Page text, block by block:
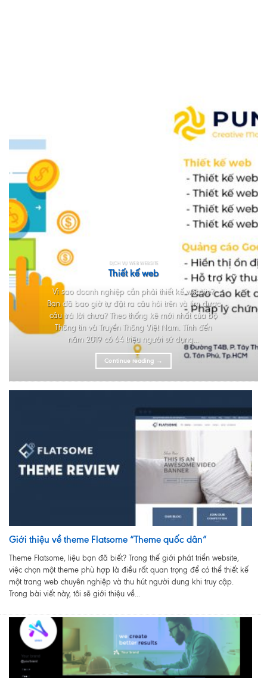
DỊCH VỤ WEB WEBSITE
Thiết kế web
Vì sao doanh nghiệp cần phải thiết kế website?
Bạn đã bao giờ tự đặt ra câu hỏi trên và tìm được
câu trả lời chưa? Theo thống kê mới nhất của bộ
Thông tin và Truyền Thông Việt Nam. Tính đến
năm 2019 có 64 triệu người sử dụng...
Continue reading →
Giới thiệu về theme Flatsome “Theme quốc dân”
Theme Flatsome, liệu bạn đã biết? Trong thế giới phát triển website,
việc chọn một theme phù hợp là điều rất quan trọng để có thể thiết kế
một trang web chuyên nghiệp và thu hút người dung khi truy cập.
Trong bài viết này, tôi sẽ giới thiệu về...